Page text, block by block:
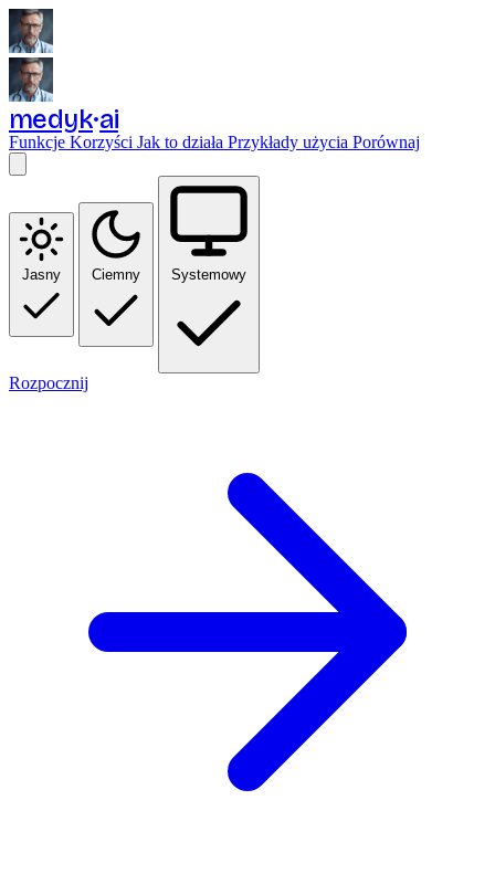
medyk ai
Funkcje Korzyści Jak to działa Przykłady użycia Porównaj
Jasny Ciemny Systemowy
Rozpocznij